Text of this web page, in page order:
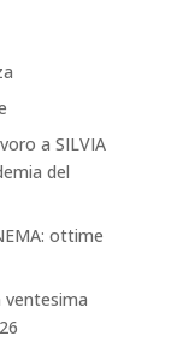
a SILVIA
del
ottime
ventesima